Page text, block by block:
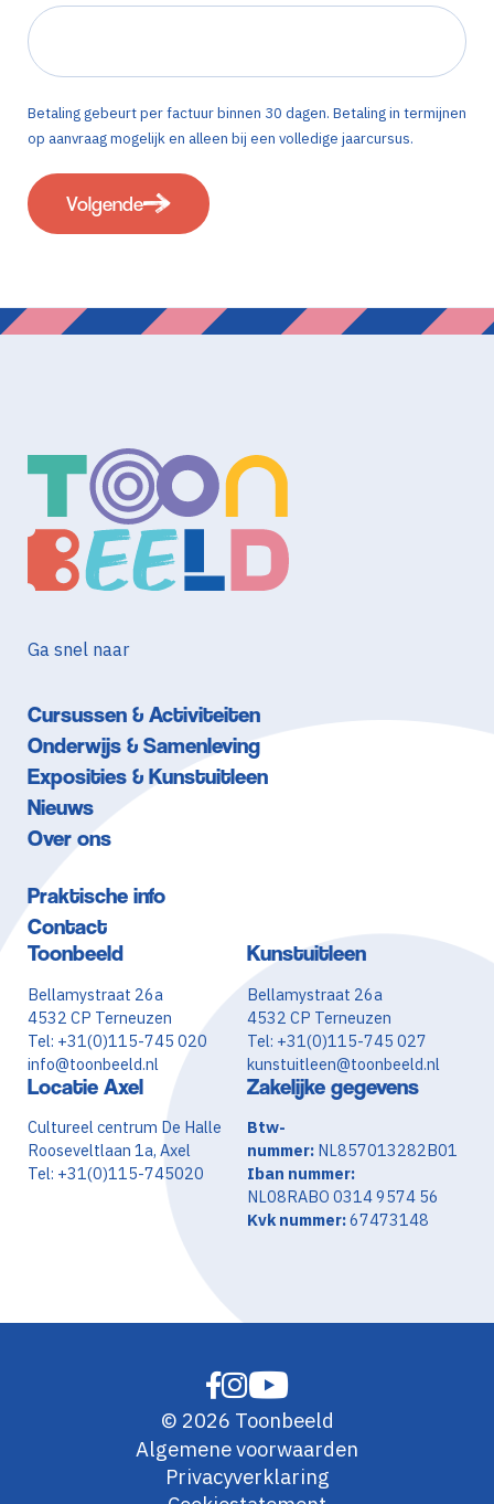
Betaling gebeurt per factuur binnen 30 dagen. Betaling in termijnen
op aanvraag mogelijk en alleen bij een volledige jaarcursus.
Volgende
Ga snel naar
Cursussen & Activiteiten
Onderwijs & Samenleving
Exposities & Kunstuitleen
Nieuws
Over ons
Praktische info
Contact
Toonbeeld
Bellamystraat 26a
4532 CP Terneuzen
Tel: +31(0)115-745 020
info@toonbeeld.nl
Kunstuitleen
Bellamystraat 26a
4532 CP Terneuzen
Tel: +31(0)115-745 027
kunstuitleen@toonbeeld.nl
Locatie Axel
Cultureel centrum De Halle
Rooseveltlaan 1a, Axel
Tel: +31(0)115-745020
Zakelijke gegevens
Btw-
nummer: NL857013282B01
Iban nummer:
NL08RABO 0314 9574 56
Kvk nummer:67473148
© 2026 Toonbeeld
Algemene voorwaarden
Privacyverklaring